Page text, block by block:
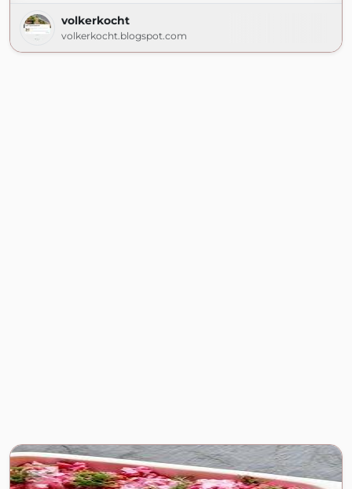
volkerkocht
volkerkocht.blogspot.com